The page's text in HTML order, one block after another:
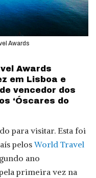
Awards
Awards
em Lisboa e
vencedor dos
‘Óscares do
para visitar. Esta foi
pelosWorld Travel
ano
primeira vez na